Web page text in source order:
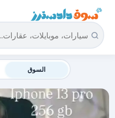
سوق دادسترز الرئيسية
السوق